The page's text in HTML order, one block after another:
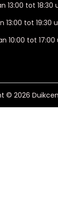
13:00 tot 18:30
tot 19:30
tot 17:00
© 2026